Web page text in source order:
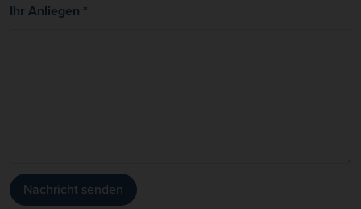
Ihr Anliegen *
Nachricht senden